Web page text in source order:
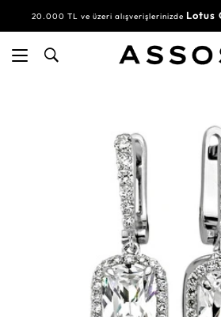
20.000 TL ve üzeri alışverişlerinizde Lotus